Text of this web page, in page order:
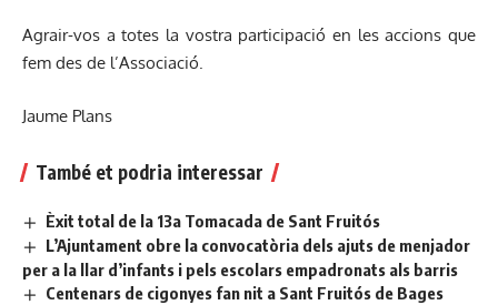
Agrair-vos a totes la vostra participació en les accions que
fem des de l’Associació.
Jaume Plans
També et podria interessar
Èxit total de la 13a Tomacada de Sant Fruitós
L’Ajuntament obre la convocatòria dels ajuts de menjador
per a la llar d’infants i pels escolars empadronats als barris
Centenars de cigonyes fan nit a Sant Fruitós de Bages